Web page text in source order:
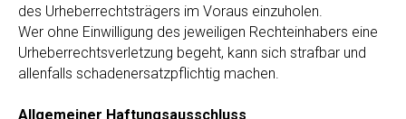
des Urheberrechtsträgers im Voraus einzuholen.
Wer ohne Einwilligung des jeweiligen Rechteinhabers eine
Urheberrechtsverletzung begeht, kann sich strafbar und
allenfalls schadenersatzpflichtig machen.
Allgemeiner Haftungsausschluss